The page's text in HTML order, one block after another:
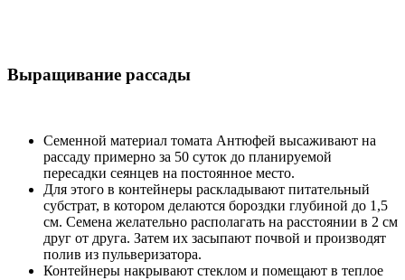
Выращивание рассады
Семенной материал томата Антюфей высаживают на
рассаду примерно за 50 суток до планируемой
пересадки сеянцев на постоянное место.
Для этого в контейнеры раскладывают питательный
субстрат, в котором делаются бороздки глубиной до 1,5
см. Семена желательно располагать на расстоянии в 2 см
друг от друга. Затем их засыпают почвой и производят
полив из пульверизатора.
Контейнеры накрывают стеклом и помещают в теплое